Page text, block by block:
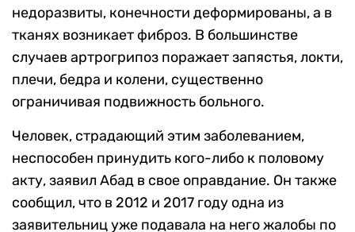
недоразвиты, конечности деформированы, а в
тканях возникает фиброз. В большинстве
случаев артрогрипоз поражает запястья, локти,
плечи, бедра и колени, существенно
ограничивая подвижность больного.
Человек, страдающий этим заболеванием,
неспособен принудить кого-либо к половому
акту, заявил Абад в свое оправдание. Он также
сообщил, что в 2012 и 2017 году одна из
заявительниц уже подавала на него жалобы по